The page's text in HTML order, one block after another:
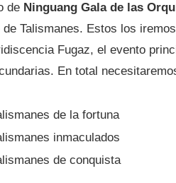
de Ninguang Gala de las
Talismanes. Estos los
Fugaz, el evento
En total
de la fortuna
inmaculados
de conquista